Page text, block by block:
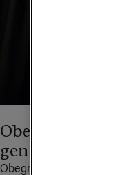
Obegränsade
generations
Obegränsad